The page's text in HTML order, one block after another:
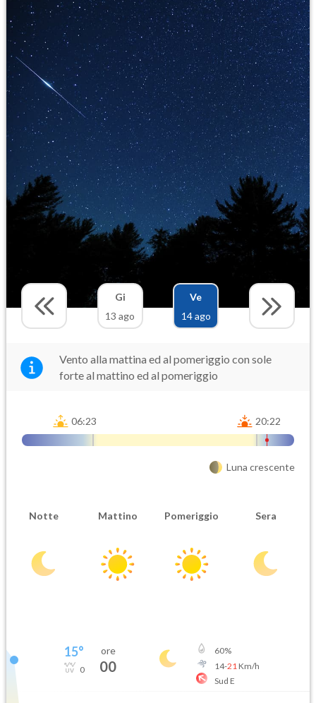
Gi
13 ago
Ve
14 ago
Vento alla mattina ed al pomeriggio con sole
forte al mattino ed al pomeriggio
06:23 20:22
Luna crescente
Notte Mattino Pomeriggio Sera
15°
0
ore
00
60%
14-21 Km/h
Sud E